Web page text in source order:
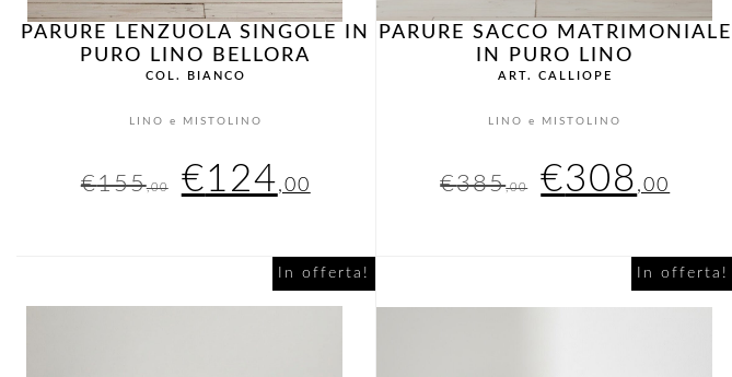
PARURE LENZUOLA SINGOLE IN
PURO LINO BELLORA
COL. BIANCO
LINO e MISTOLINO
€155,00
Il
originale
€124,00
attuale
PARURE SACCO MATRIMONIALE
IN PURO LINO
ART. CALLIOPE
LINO e MISTOLINO
€385,00
Il
originale
€308 ,00
In offerta! In offerta!